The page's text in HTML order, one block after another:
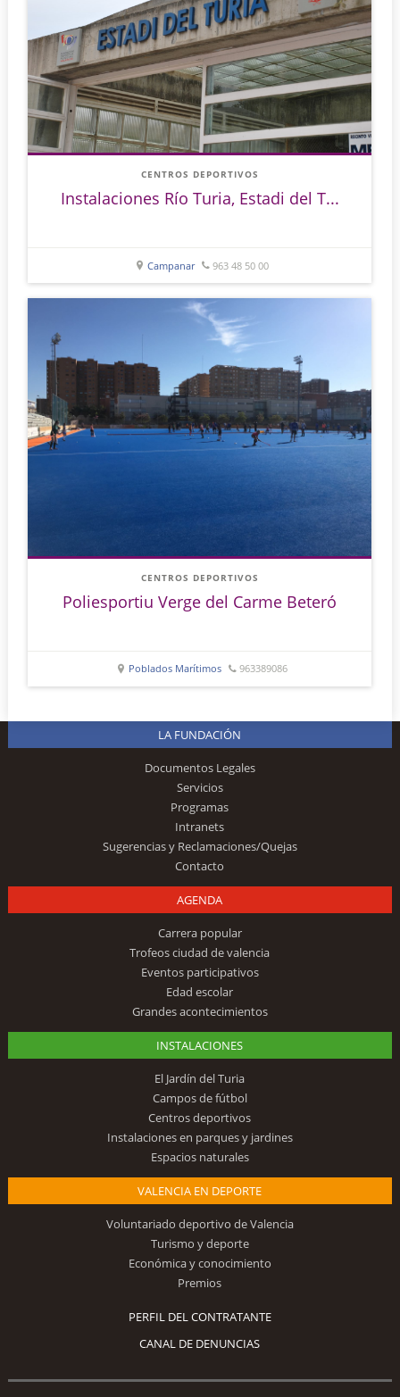
CENTROS DEPORTIVOS
Instalaciones Río Turia, Estadi del T...
Campanar 963 48 50 00
CENTROS DEPORTIVOS
Poliesportiu Verge del Carme Beteró
Poblados Marítimos 963389086
LA FUNDACIÓN
Documentos Legales
Servicios
Programas
Intranets
Sugerencias y Reclamaciones/Quejas
Contacto
AGENDA
Carrera popular
Trofeos ciudad de valencia
Eventos participativos
Edad escolar
Grandes acontecimientos
INSTALACIONES
El Jardín del Turia
Campos de fútbol
Centros deportivos
Instalaciones en parques y jardines
Espacios naturales
VALENCIA EN DEPORTE
Voluntariado deportivo de Valencia
Turismo y deporte
Económica y conocimiento
Premios
PERFIL DEL CONTRATANTE
CANAL DE DENUNCIAS